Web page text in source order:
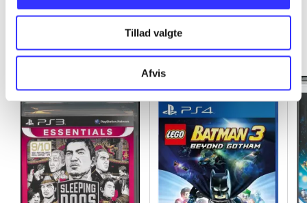
Tillad valgte
Afvis